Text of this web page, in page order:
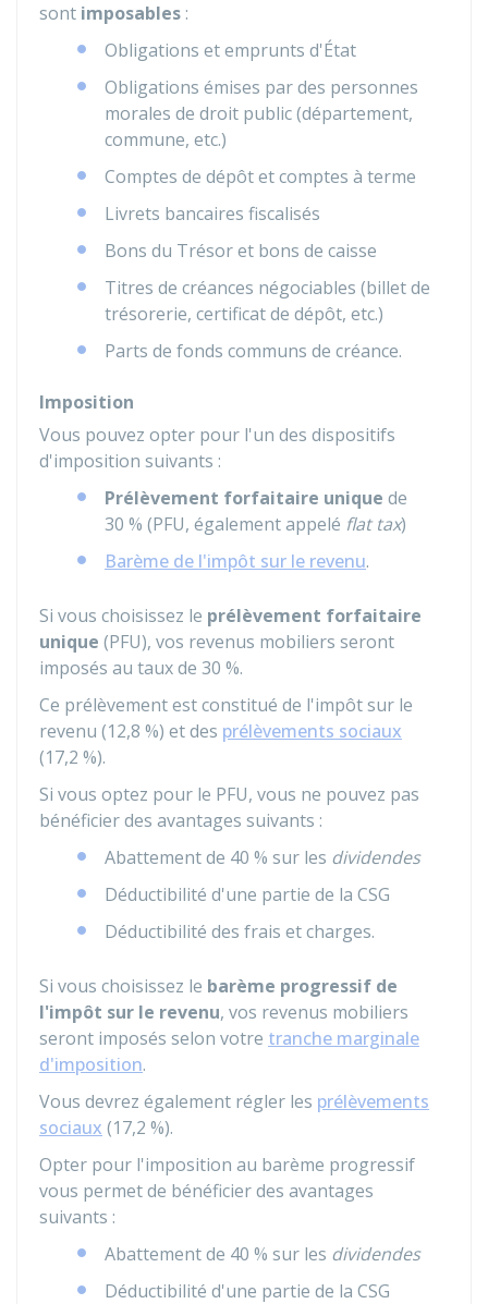
sont imposables :
Obligations et emprunts d'État
Obligations émises par des personnes
morales de droit public (département,
commune, etc.)
Comptes de dépôt et comptes à terme
Livrets bancaires fiscalisés
Bons du Trésor et bons de caisse
Titres de créances négociables (billet de
trésorerie, certificat de dépôt, etc.)
Parts de fonds communs de créance.
Imposition
Vous pouvez opter pour l'un des dispositifs
d'imposition suivants :
Prélèvement forfaitaire unique de
30 % (PFU, également appelé flat tax)
Barème de l'impôt sur le revenu.
Si vous choisissez le prélèvement forfaitaire
unique (PFU), vos revenus mobiliers seront
imposés au taux de 30 %.
Ce prélèvement est constitué de l'impôt sur le
revenu (12,8 %) et des prélèvements sociaux
(17,2 %).
Si vous optez pour le PFU, vous ne pouvez pas
bénéficier des avantages suivants :
Abattement de 40 % sur les dividendes
Déductibilité d'une partie de la CSG
Déductibilité des frais et charges.
Si vous choisissez le barème progressif de
l'impôt sur le revenu, vos revenus mobiliers
seront imposés selon votre tranche marginale
d'imposition.
Vous devrez également régler les prélèvements
sociaux (17,2 %).
Opter pour l'imposition au barème progressif
vous permet de bénéficier des avantages
suivants :
Abattement de 40 % sur les dividendes
Déductibilité d'une partie de la CSG